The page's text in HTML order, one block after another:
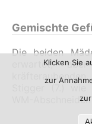
Gemischte
Die beiden
erwartet,
WM-Abschneiden
Klicken Sie
zur